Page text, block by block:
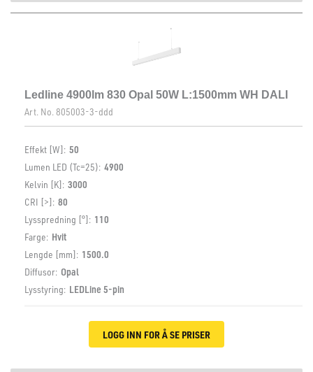
Ledline 4900lm 830 Opal 50W L:1500mm WH DALI
Art. No. 805003-3-ddd
Effekt [W]: 50
Lumen LED (Tc=25): 4900
Kelvin [K]: 3000
CRI [>]: 80
Lysspredning [°]: 110
Farge: Hvit
Lengde [mm]: 1500.0
Diffusor: Opal
Lysstyring: LEDLine 5-pin
LOGG INN FOR Å SE PRISER